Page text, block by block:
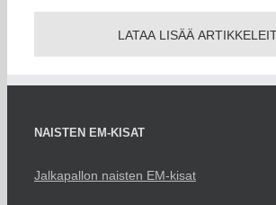
LATAA LISÄÄ
NAISTEN EM-KISAT
Jalkapallon naisten EM-kisat